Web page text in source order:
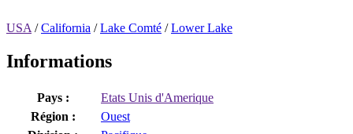
USA /California /Lake Comté /Lower Lake
Informations
Pays :
Etats Unis d'Amerique
Région :
Ouest